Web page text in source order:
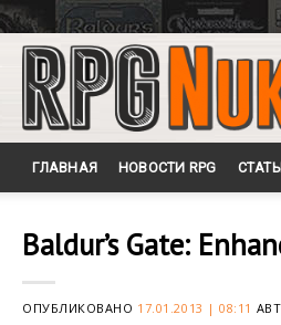
Skip
content
ГЛАВНАЯ НОВОСТИ RPG
Baldur’s Gate:
ОПУБЛИКОВАНО 17.01.2013 | 08:11